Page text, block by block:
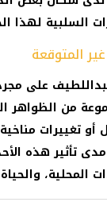
السلبية لهذا
المتوقعة
على
من الظواهر
أو تغييرات
تأثير هذه
المحلية،